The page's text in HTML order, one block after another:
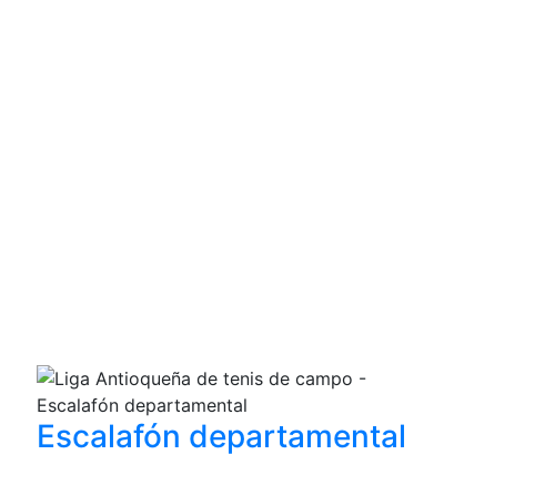
Escalafón departamental